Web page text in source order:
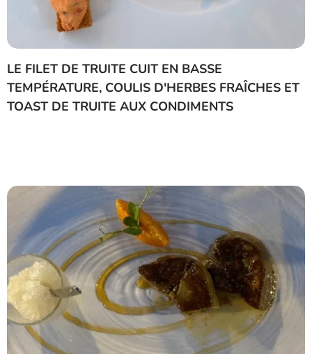
LE FILET DE TRUITE CUIT EN BASSE
TEMPÉRATURE, COULIS D'HERBES FRAÎCHES ET
TOAST DE TRUITE AUX CONDIMENTS